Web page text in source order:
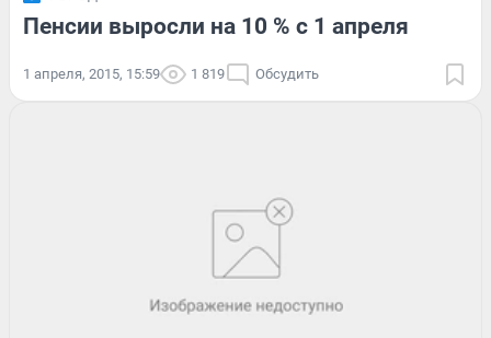
Пенсии выросли на 10 % с 1 апреля
1 апреля, 2015, 15:59 1 819 Обсудить